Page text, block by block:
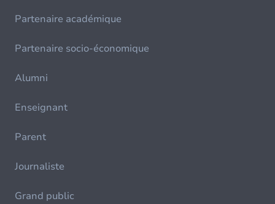
Partenaire académique
Partenaire socio-économique
Alumni
Enseignant
Parent
Journaliste
Grand public